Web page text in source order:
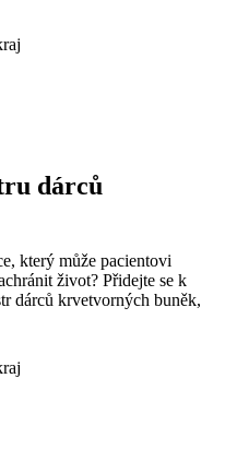
dárců
který může pacientovi
život? Přidejte se k
dárců krvetvorných buněk,